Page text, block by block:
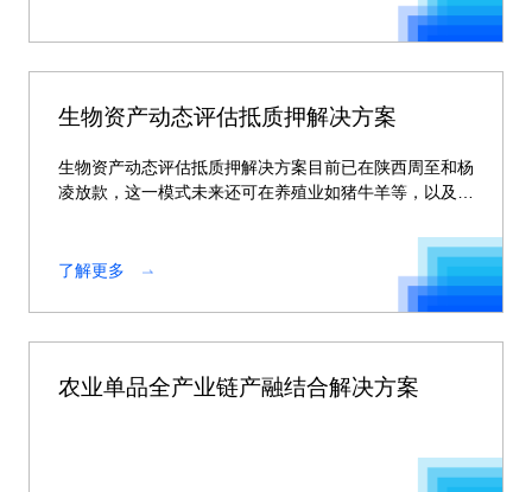
生物资产动态评估抵质押解决方案
生物资产动态评估抵质押解决方案目前已在陕西周至和杨
凌放款，这一模式未来还可在养殖业如猪牛羊等，以及种
了解更多
农业单品全产业链产融结合解决方案